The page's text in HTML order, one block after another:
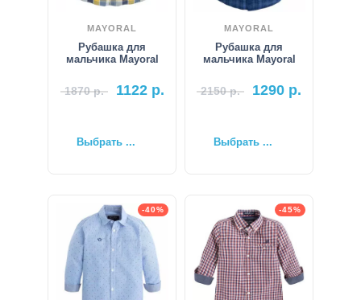
MAYORAL
Рубашка для
мальчика Mayoral
1870р. 1122р.
Выбрать ...
MAYORAL
Рубашка для
мальчика Mayoral
2150р. 1290 р.
Выбрать ...
-40% -45%